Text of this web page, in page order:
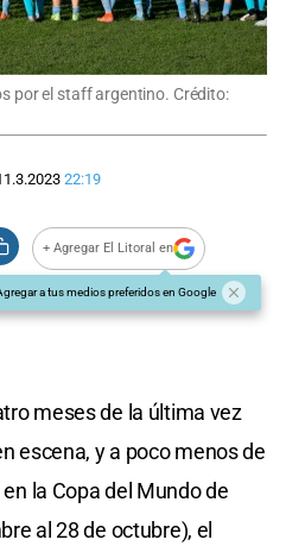
por el staff argentino. Crédito:
22:19
+ Agregar El Litoral en
a tus medios preferidos en Google
meses de la última vez
escena, y a poco menos de
la Copa del Mundo de
al 28 de octubre), el